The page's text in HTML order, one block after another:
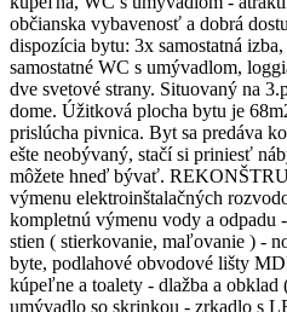
občianska vybavenosť a dobrá
dispozícia bytu: 3x samostatná
samostatné WC s umývadlom,
dve svetové strany. Situovaný na
dome. Úžitková plocha bytu je
prislúcha pivnica. Byt sa predáva
ešte neobývaný, stačí si priniesť
môžete hneď bývať.
výmenu elektroinštalačných
kompletnú výmenu vody a odpadu
stien ( stierkovanie, maľovanie ) -
byte, podlahové obvodové lišty
kúpeľne a toalety - dlažba a
umývadlo so skrinkou - zrkadlo s